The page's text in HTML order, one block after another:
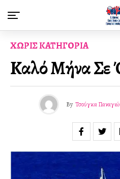
ΧΩΡΊΣ ΚΑΤΗΓΟΡΊΑ
Καλό Μήνα Σε
By Τσούγκα